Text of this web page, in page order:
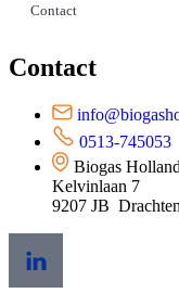
Contact
Contact
0513-745053
Biogas Holland
Kelvinlaan 7
9207 JB Drachten